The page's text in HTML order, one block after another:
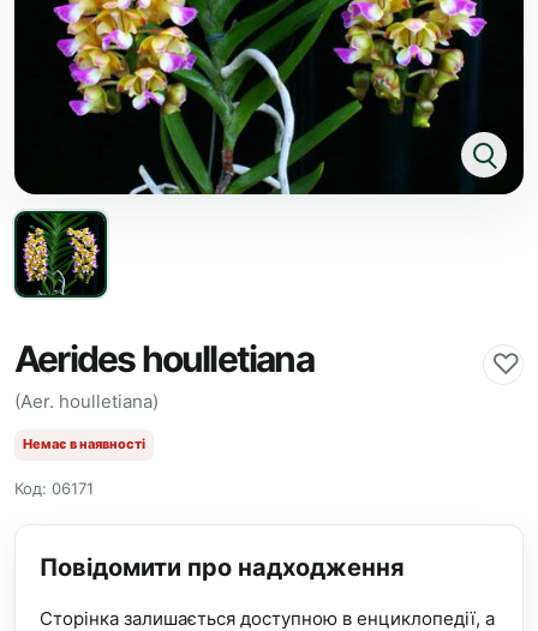
Aerides houlletiana ♡
(Aer. houlletiana)
Немає в наявності
Код: 06171
Повідомити про надходження
Сторінка залишається доступною в енциклопедії, а